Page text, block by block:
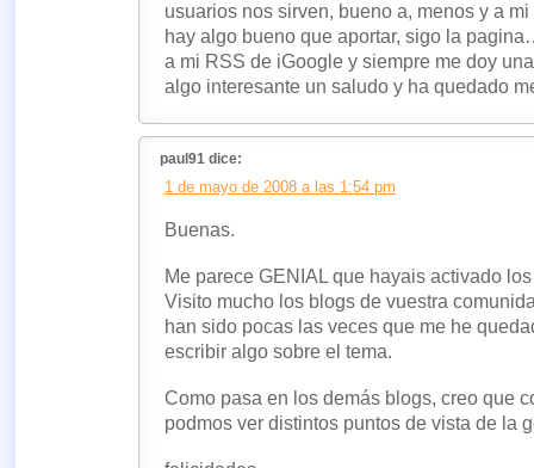
usuarios nos sirven, bueno a, menos y a
hay algo bueno que aportar, sigo la
a mi RSS de iGoogle y siempre me doy
algo interesante un saludo y ha quedado
paul91 dice:
1 de mayo de 2008 a las 1:54 pm
Buenas.
Me parece GENIAL que hayais activado
Visito mucho los blogs de vuestra
han sido pocas las veces que me he
escribir algo sobre el tema.
Como pasa en los demás blogs, creo que
podmos ver distintos puntos de vista de la